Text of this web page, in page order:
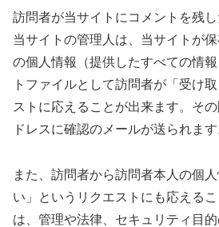
訪問者が当サイトにコメントを残し
当サイトの管理人は、当サイトが
の個人情報（提供したすべての情
トファイルとして訪問者が「受け
ストに応えることが出来ます。そ
ドレスに確認のメールが送られます
また、訪問者から訪問者本人の個
い」というリクエストにも応える
は、管理や法律、セキュリティ目